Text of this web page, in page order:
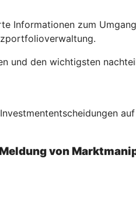
Informationen zum
und den wichtigsten
von